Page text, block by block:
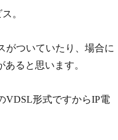
。
がついていたり、場合に
ると思います。
VDSL形式ですからIP電